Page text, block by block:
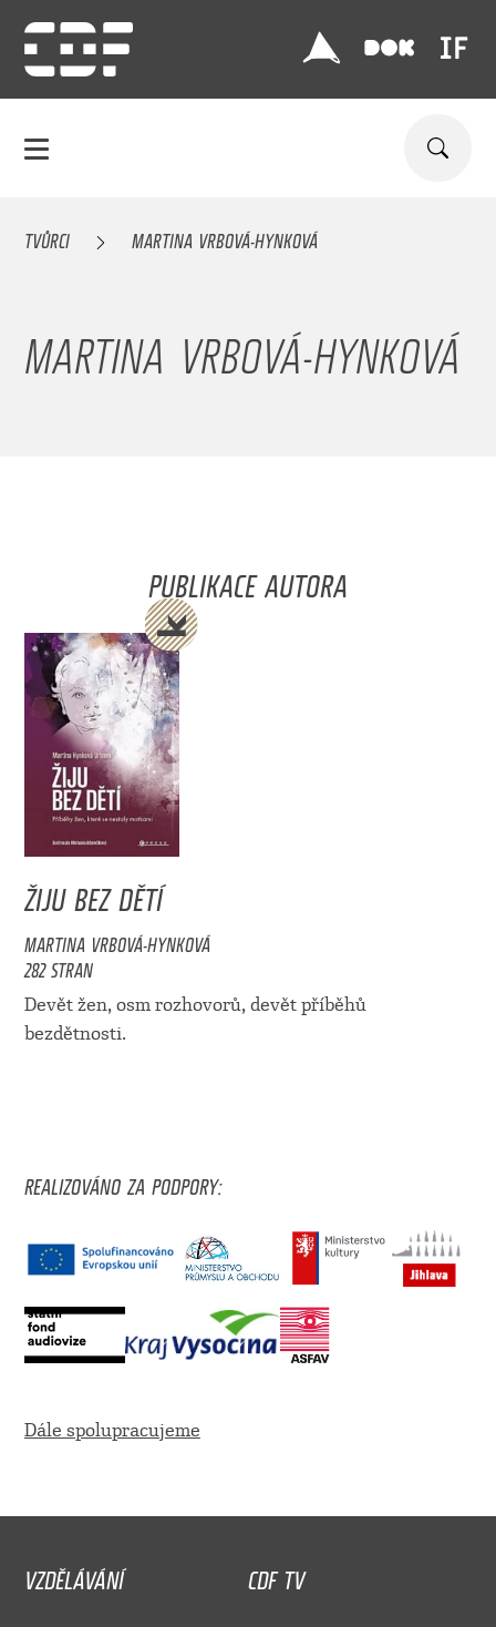
TVŮRCI MARTINA VRBOVÁ-HYNKOVÁ
MARTINA VRBOVÁ-HYNKOVÁ
PUBLIKACE AUTORA
ŽIJU BEZ DĚTÍ
MARTINA VRBOVÁ-HYNKOVÁ
282 STRAN
Devět žen, osm rozhovorů, devět příběhů
bezdětnosti.
REALIZOVÁNO ZA PODPORY:
Dále spolupracujeme
VZDĚLÁVÁNÍ
CDF TV